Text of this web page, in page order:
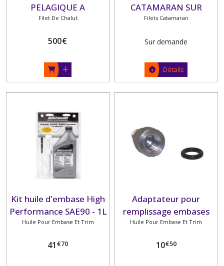
PELAGIQUE A
CREVETTES ET POISSON
MAXI
Filet De Chalut
500€
CATAMARAN SUR
MESURE
Filets Catamaran
Sur demande
Détails
Kit huile d'embase High
Performance SAE90 - 1L
+ pompe
Huile Pour Embase Et Trim
41 €70
Adaptateur pour
remplissage embases
Yamaha
Huile Pour Embase Et Trim
10€50